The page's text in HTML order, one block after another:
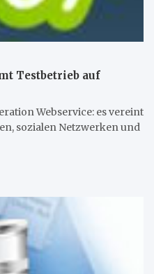
Testbetrieb auf
Webservice: es vereint
sozialen Netzwerken und